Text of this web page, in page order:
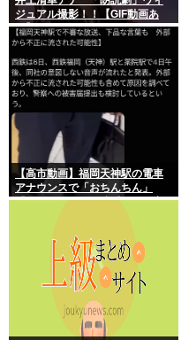
ジュアル撮影！！【GIF動画あ
り】
【高市動画】福岡天神駅の電車
アナウンスで「おちんちん」
「ちんぽ」などと連呼する不審